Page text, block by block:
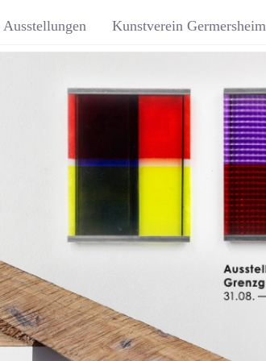
Ausstellungen Kunstverein Germersheim